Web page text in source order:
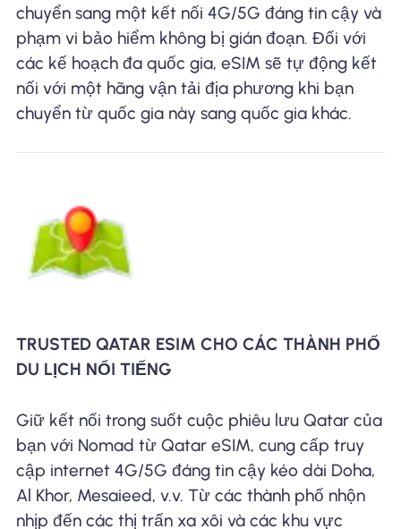
chuyển sang một kết nối 4G/5G đáng tin cậy và
phạm vi bảo hiểm không bị gián đoạn. Đối với
các kế hoạch đa quốc gia, eSIM sẽ tự động kết
nối với một hãng vận tải địa phương khi bạn
chuyển từ quốc gia này sang quốc gia khác.
TRUSTED QATAR ESIM CHO CÁC THÀNH PHỐ
DU LỊCH NỔI TIẾNG
Giữ kết nối trong suốt cuộc phiêu lưu Qatar của
bạn với Nomad từ Qatar eSIM, cung cấp truy
cập internet 4G/5G đáng tin cậy kéo dài Doha,
Al Khor, Mesaieed, v.v. Từ các thành phố nhộn
nhịp đến các thị trấn xa xôi và các khu vực